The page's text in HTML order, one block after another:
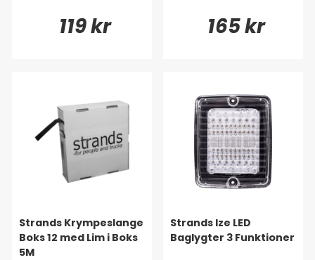
119 kr 165 kr
Strands Krympeslange
Boks 12 med Lim i Boks
5M
Strands Ize LED
Baglygter 3 Funktioner